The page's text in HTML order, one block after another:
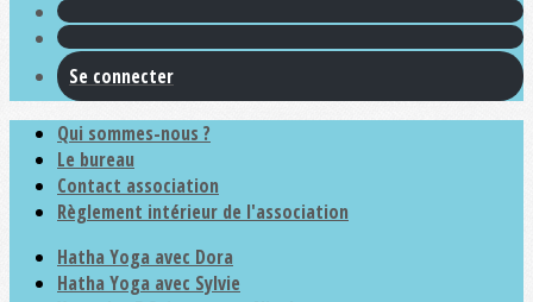
Se connecter
Qui sommes-nous ?
Le bureau
Contact association
Règlement intérieur de l'association
Hatha Yoga avec Dora
Hatha Yoga avec Sylvie